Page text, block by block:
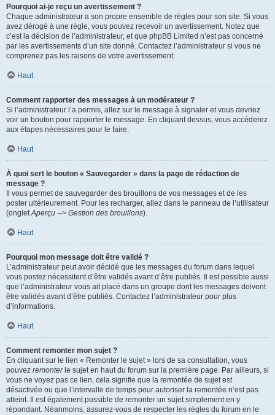
Pourquoi ai-je reçu un avertissement ?
Chaque administrateur a son propre ensemble de règles pour son site. Si vous
avez dérogé à une règle, vous pouvez recevoir un avertissement. Notez que
c’est la décision de l’administrateur, et que phpBB Limited n’est pas concerné
par les avertissements d’un site donné. Contactez l’administrateur si vous ne
comprenez pas les raisons de votre avertissement.
Haut
Comment rapporter des messages à un modérateur ?
Si l’administrateur l’a permis, allez sur le message à signaler et vous devriez
voir un bouton pour rapporter le message. En cliquant dessus, vous accéderez
aux étapes nécessaires pour le faire.
Haut
À quoi sert le bouton « Sauvegarder » dans la page de rédaction de
message ?
Il vous permet de sauvegarder des brouillons de vos messages et de les
poster ultérieurement. Pour les recharger, allez dans le panneau de l’utilisateur
(ongletAperçu --> Gestion des brouillons).
Haut
Pourquoi mon message doit être validé ?
L’administrateur peut avoir décidé que les messages du forum dans lequel
vous postez nécessitent d’être validés avant d’être publiés. Il est possible aussi
que l’administrateur vous ait placé dans un groupe dont les messages doivent
être validés avant d’être publiés. Contactez l’administrateur pour plus
d’informations.
Haut
Comment remonter mon sujet ?
En cliquant sur le lien « Remonter le sujet » lors de sa consultation, vous
pouvez remonterle sujet en haut du forum sur la première page. Par ailleurs, si
vous ne voyez pas ce lien, cela signifie que la remontée de sujet est
désactivée ou que l’intervalle de temps pour autoriser la remontée n’est pas
atteint. Il est également possible de remonter un sujet simplement en y
répondant. Néanmoins, assurez-vous de respecter les règles du forum en le